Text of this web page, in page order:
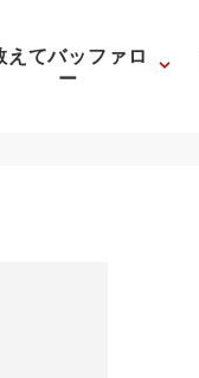
えてバッファロ
ー